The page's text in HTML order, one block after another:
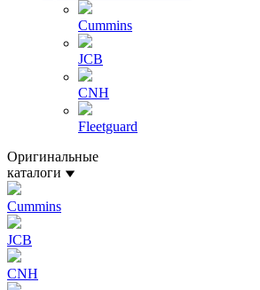
Cummins
JCB
CNH
Fleetguard
Оригинальные
каталоги
Cummins
JCB
CNH